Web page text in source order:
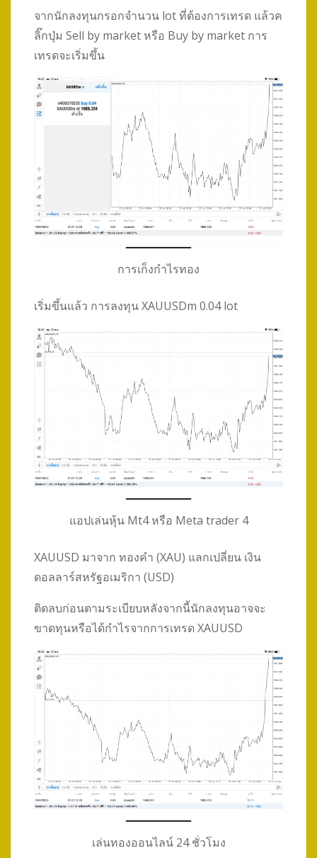
จากนักลงทุนกรอกจำนวน lot ที่ต้องการเทรด แล้วค
ลิ๊กปุ่ม Sell by market หรือ Buy by market การ
เทรดจะเริ่มขึ้น
การเก็งกำไรทอง
เริ่มขึ้นแล้ว การลงทุน XAUUSDm 0.04 lot
แอปเล่นหุ้น Mt4 หรือ Meta trader 4
XAUUSD มาจาก ทองคำ (XAU) แลกเปลี่ยน เงิน
ดอลลาร์สหรัฐอเมริกา (USD)
ติดลบก่อนตามระเบียบหลังจากนี้นักลงทุนอาจจะ
ขาดทุนหรือได้กำไรจากการเทรด XAUUSD
เล่นทองออนไลน์ 24 ชั่วโมง